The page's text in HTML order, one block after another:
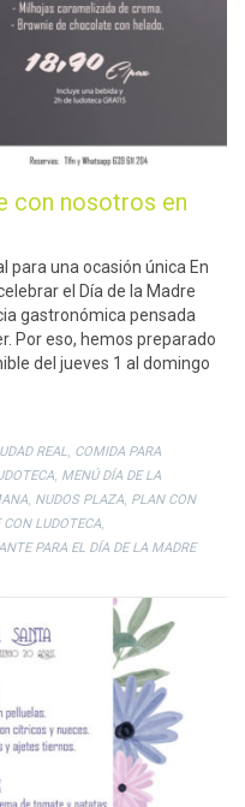
con nosotros en
para una ocasión única En
el Día de la Madre
gastronómica pensada
Por eso, hemos preparado
del jueves 1 al domingo
REAL, COMIDA PARA
, MENÚ DÍA DE LA
, NUDOS PLAZA, PLAN CON
LUDOTECA,
PARA EL DÍA DE LA MADRE